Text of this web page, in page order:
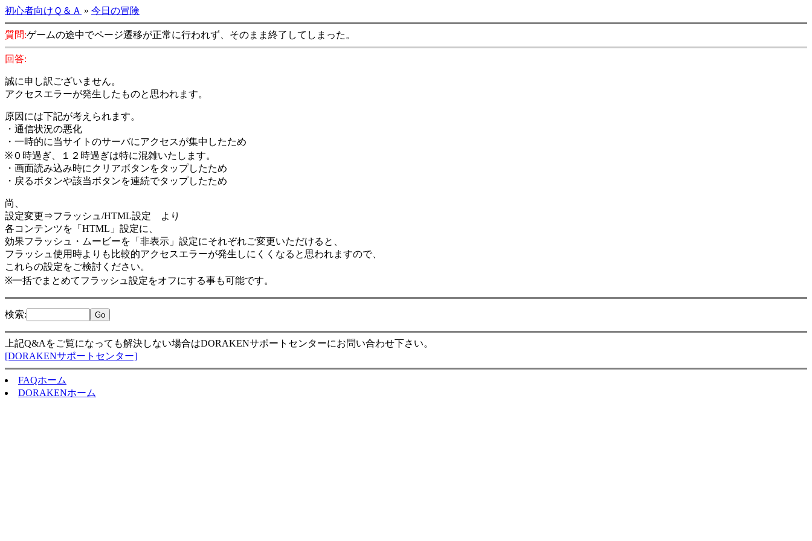
初心者向けＱ＆Ａ » 今日の冒険
質問:ゲームの途中でページ遷移が正常に行われず、そのまま終了してしまった。
回答:
誠に申し訳ございません。
アクセスエラーが発生したものと思われます。
原因には下記が考えられます。
・通信状況の悪化
・一時的に当サイトのサーバにアクセスが集中したため
※０時過ぎ、１２時過ぎは特に混雑いたします。
・画面読み込み時にクリアボタンをタップしたため
・戻るボタンや該当ボタンを連続でタップしたため
尚、
設定変更⇒フラッシュ/HTML設定 より
各コンテンツを「HTML」設定に、
効果フラッシュ・ムービーを「非表示」設定にそれぞれご変更いただけると、
フラッシュ使用時よりも比較的アクセスエラーが発生しにくくなると思われますので、
これらの設定をご検討ください。
※一括でまとめてフラッシュ設定をオフにする事も可能です。
検索:
上記Q&Aをご覧になっても解決しない場合はDORAKENサポートセンターにお問い合わせ下さい。
[DORAKENサポートセンター]
FAQホーム
DORAKENホーム